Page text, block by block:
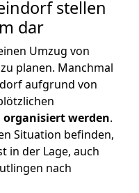
stellen
dar
Umzug von
planen. Manchmal
aufgrund von
werden.
Situation befinden,
in der Lage, auch
nach